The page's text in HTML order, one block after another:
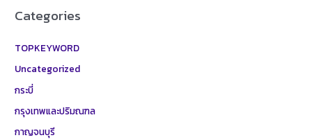
Categories
TOPKEYWORD
Uncategorized
กระบี่
กรุงเทพและปริมณฑล
กาญจนบุรี